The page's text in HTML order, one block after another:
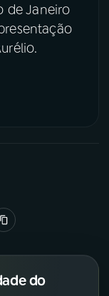
de Janeiro
do